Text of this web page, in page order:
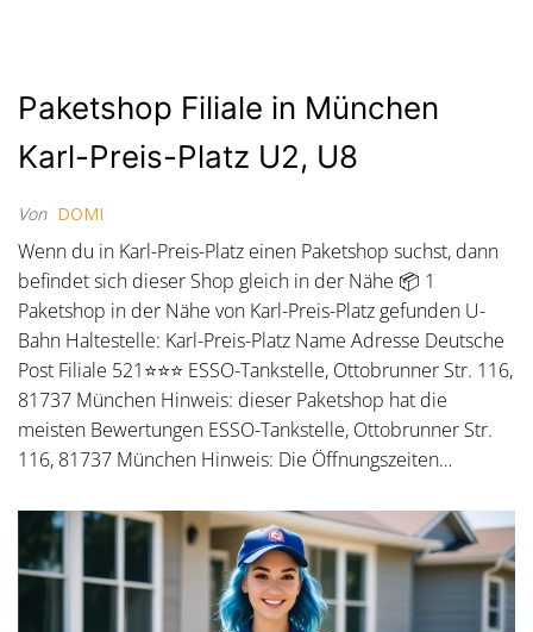
Paketshop Filiale in München
Karl-Preis-Platz U2, U8
Von DOMI
Wenn du in Karl-Preis-Platz einen Paketshop suchst, dann
befindet sich dieser Shop gleich in der Nähe 📦 1
Paketshop in der Nähe von Karl-Preis-Platz gefunden U-
Bahn Haltestelle: Karl-Preis-Platz Name Adresse Deutsche
Post Filiale 521⭐⭐⭐ ESSO-Tankstelle, Ottobrunner Str. 116,
81737 München Hinweis: dieser Paketshop hat die
meisten Bewertungen ESSO-Tankstelle, Ottobrunner Str.
116, 81737 München Hinweis: Die Öffnungszeiten…